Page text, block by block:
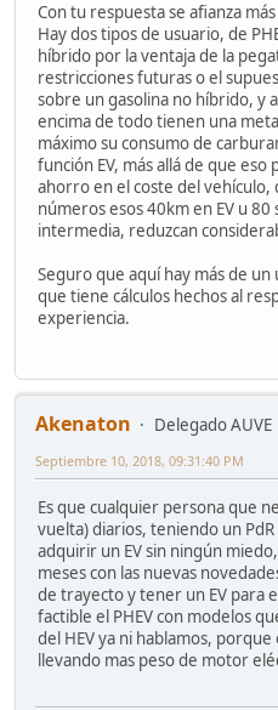
Con tu respuesta se afianza
Hay dos tipos de usuario, de
híbrido por la ventaja de la
restricciones futuras o el
sobre un gasolina no híbrido, y
encima de todo tienen una
máximo su consumo de
función EV, más allá de que
ahorro en el coste del
números esos 40km en EV u
intermedia, reduzcan
Seguro que aquí hay más de
que tiene cálculos hechos al
experiencia.
Akenaton
Delegado AUVE
Septiembre 10, 2018, 09:31:40 PM
Es que cualquier persona que
vuelta) diarios, teniendo un
adquirir un EV sin ningún
meses con las nuevas
de trayecto y tener un EV para
factible el PHEV con modelos
del HEV ya ni hablamos, porque
llevando mas peso de motor